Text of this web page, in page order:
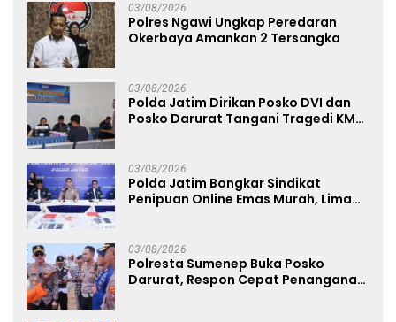
03/08/2026
Polres Ngawi Ungkap Peredaran
Okerbaya Amankan 2 Tersangka
03/08/2026
Polda Jatim Dirikan Posko DVI dan
Posko Darurat Tangani Tragedi KMP
03/08/2026
Polda Jatim Bongkar Sindikat
Penipuan Online Emas Murah, Lima
03/08/2026
Polresta Sumenep Buka Posko
Darurat, Respon Cepat Penanganan